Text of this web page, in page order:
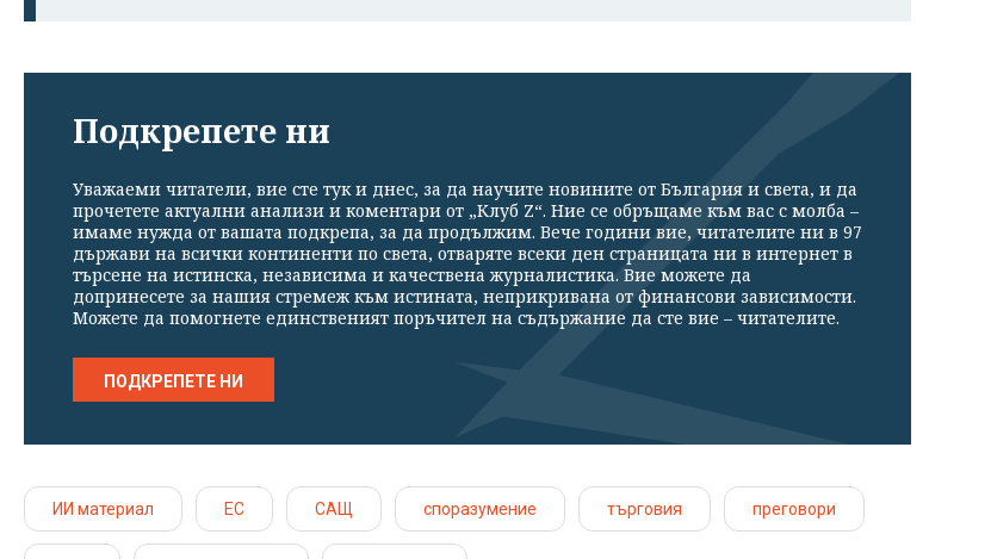
Подкрепете ни
Уважаеми читатели, вие сте тук и днес, за да научите новините от България и света, и да
прочетете актуални анализи и коментари от „Клуб Z“. Ние се обръщаме към вас с молба –
имаме нужда от вашата подкрепа, за да продължим. Вече години вие, читателите ни в 97
държави на всички континенти по света, отваряте всеки ден страницата ни в интернет в
търсене на истинска, независима и качествена журналистика. Вие можете да
допринесете за нашия стремеж към истината, неприкривана от финансови зависимости.
Можете да помогнете единственият поръчител на съдържание да сте вие – читателите.
ПОДКРЕПЕТЕ НИ
ИИ материал ЕС САЩ споразумение търговия преговори